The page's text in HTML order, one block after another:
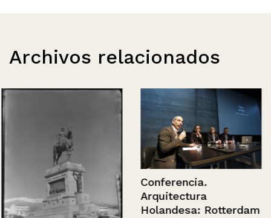
Archivos relacionados
Conferencia.
Arquitectura
Holandesa: Rotterdam